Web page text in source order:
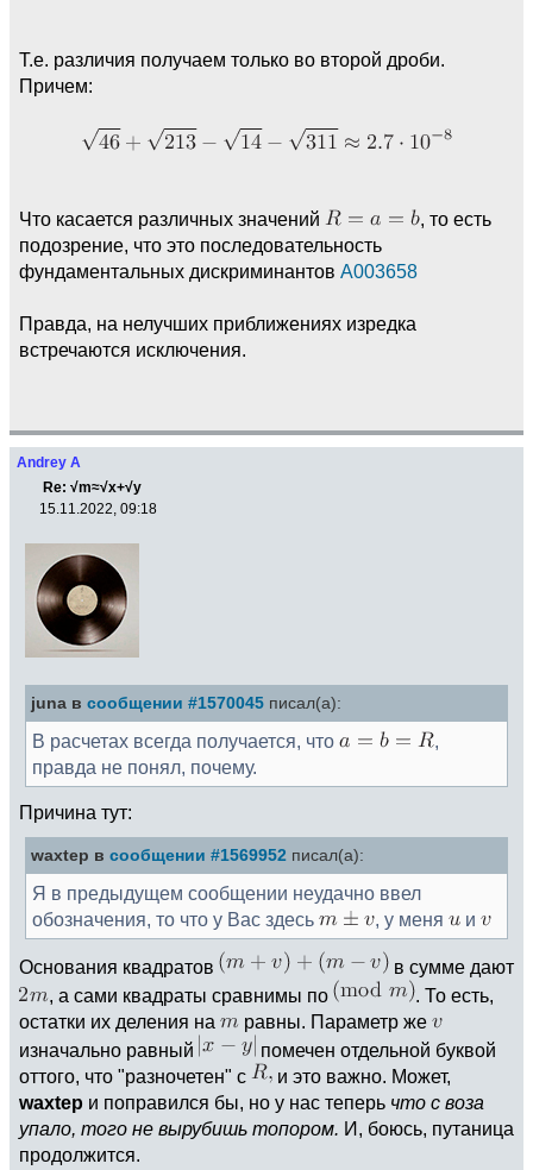
Т.е. различия получаем только во второй дроби.
Причем:
Что касается различных значений
, то есть
подозрение, что это последовательность
фундаментальных дискриминантов A003658
Правда, на нелучших приближениях изредка
встречаются исключения.
Andrey A
Re: √m≈√x+√y
15.11.2022, 09:18
juna в сообщении #1570045 писал(а):
В расчетах всегда получается, что
,
правда не понял, почему.
Причина тут:
waxtep в сообщении #1569952 писал(а):
Я в предыдущем сообщении неудачно ввел
обозначения, то что у Вас здесь
, у меня и
Основания квадратов
в сумме дают
, а сами квадраты сравнимы по
. То есть,
остатки их деления на
равны. Параметр же
изначально равный
помечен отдельной буквой
оттого, что "разночетен" с
и это важно. Может,
waxtep и поправился бы, но у нас теперь что с воза
упало, того не вырубишь топором. И, боюсь, путаница
продолжится.